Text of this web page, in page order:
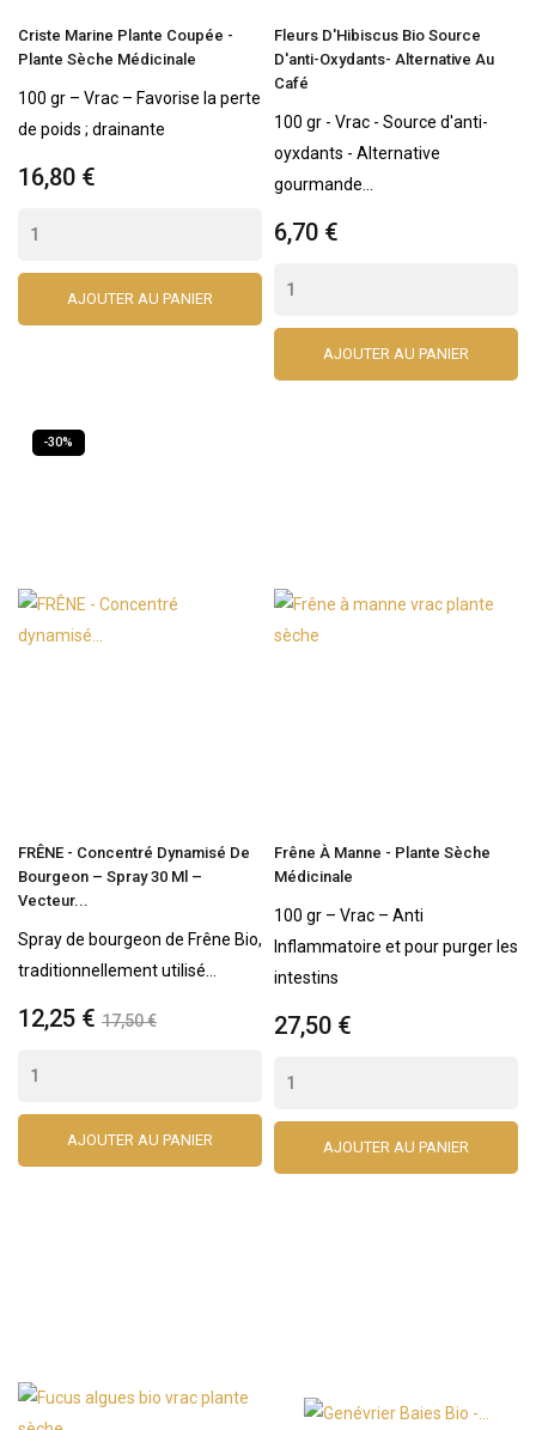
Criste Marine Plante Coupée -
Plante Sèche Médicinale
100 gr – Vrac – Favorise la perte
de poids ; drainante
16,80 €
AJOUTER AU PANIER
Fleurs D'Hibiscus Bio Source
D'anti-Oxydants- Alternative Au
Café
100 gr - Vrac - Source d'anti-
oyxdants - Alternative
gourmande...
6,70 €
AJOUTER AU PANIER
FRÊNE - Concentré Dynamisé De
Bourgeon – Spray 30 Ml –
Vecteur...
Spray de bourgeon de Frêne Bio,
traditionnellement utilisé...
12,25 € 17,50 €
AJOUTER AU PANIER
-30%
Frêne À Manne - Plante Sèche
Médicinale
100 gr – Vrac – Anti
Inflammatoire et pour purger les
intestins
27,50 €
AJOUTER AU PANIER